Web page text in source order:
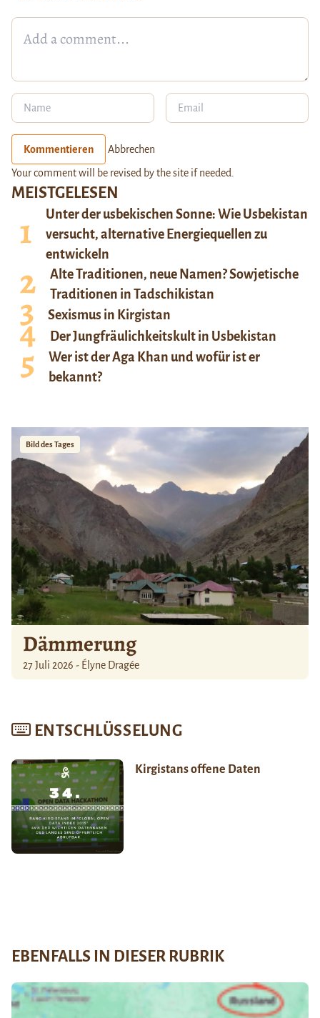
MEISTGELESEN
Unter der usbekischen Sonne: Wie Usbekistan
versucht, alternative Energiequellen zu
entwickeln
Alte Traditionen, neue Namen? Sowjetische
Traditionen in Tadschikistan
Sexismus in Kirgistan
Der Jungfräulichkeitskult in Usbekistan
Wer ist der Aga Khan und wofür ist er
bekannt?
Bild des Tages
Dämmerung
27 Juli 2026 - Élyne Dragée
ENTSCHLÜSSELUNG
Kirgistans offene Daten
Kommentieren Abbrechen
Your comment will be revised by the site if needed.
EBENFALLS IN DIESER RUBRIK